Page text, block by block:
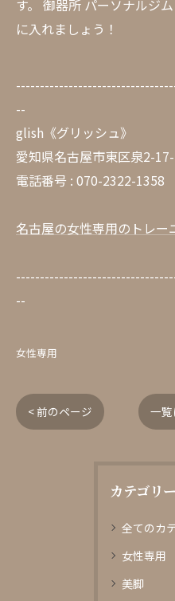
す。 御器所 パーソナルジ
に入れましょう！
--
glish《グリッシュ》
愛知県名古屋市東区泉2-
電話番号 : 070-2322-1358
名古屋の女性専用のトレー
--
女性専用
< 前のページ 一覧
カテゴリー
全てのカ
女性専用
美脚